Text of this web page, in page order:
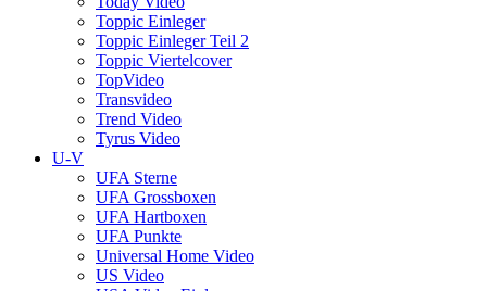
Toppic Einleger
Toppic Einleger Teil 2
Toppic Viertelcover
TopVideo
Transvideo
Trend Video
Tyrus Video
U-V
UFA Sterne
UFA Grossboxen
UFA Hartboxen
UFA Punkte
Universal Home Video
US Video